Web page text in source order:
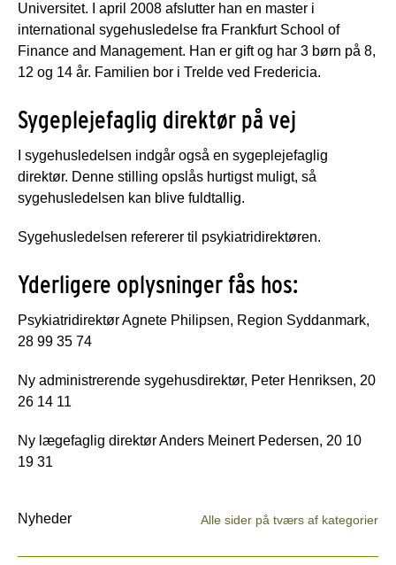
Universitet. I april 2008 afslutter han en master i
international sygehusledelse fra Frankfurt School of
Finance and Management. Han er gift og har 3 børn på 8,
12 og 14 år. Familien bor i Trelde ved Fredericia.
Sygeplejefaglig direktør på vej
I sygehusledelsen indgår også en sygeplejefaglig
direktør. Denne stilling opslås hurtigst muligt, så
sygehusledelsen kan blive fuldtallig.
Sygehusledelsen refererer til psykiatridirektøren.
Yderligere oplysninger fås hos:
Psykiatridirektør Agnete Philipsen, Region Syddanmark,
28 99 35 74
Ny administrerende sygehusdirektør, Peter Henriksen, 20
26 14 11
Ny lægefaglig direktør Anders Meinert Pedersen, 20 10
19 31
Nyheder Alle sider på tværs af kategorier